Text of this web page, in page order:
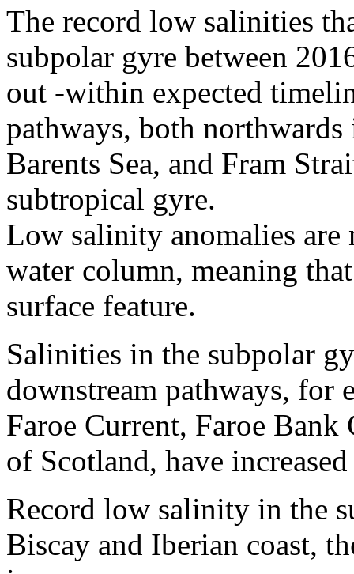
The record low salinities
subpolar gyre between
out -within expected
pathways, both
Barents Sea, and Fram
subtropical gyre.
Low salinity anomalies are
water column, meaning
surface feature.
Salinities in the subpolar
downstream pathways, for
Faroe Current, Faroe Bank
of Scotland, have
Record low salinity in the
Biscay and Iberian coast,